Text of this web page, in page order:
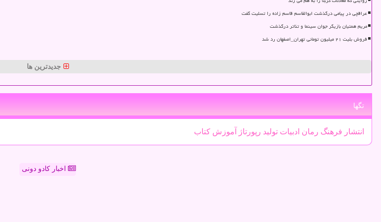
عراقچی در پیامی درگذشت ابوالقاسم قاسم زاده را تسلیت گفت
مریم همتیان بازیگر جوان سینما و تئاتر درگذشت
فروش بلیت ۲۱ میلیون تومانی تهران_اصفهان رد شد
جدیدترین ها
تگها
انتشار فرهنگ رمان ادبیات تولید رپورتاژ آموزش كتاب
اخبار کادو دونی